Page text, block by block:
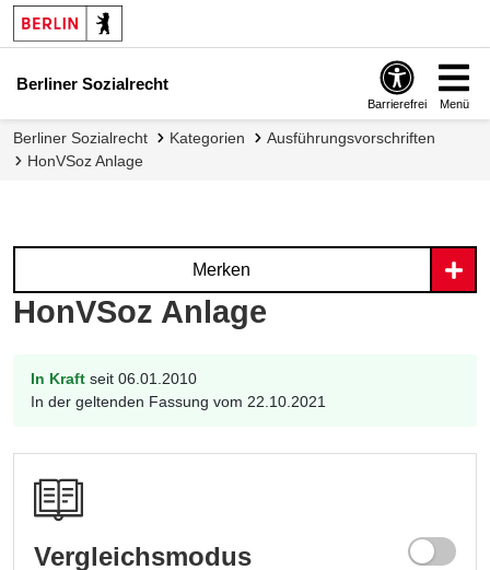
Berliner Sozialrecht
Barrierefrei Menü
Berliner Sozialrecht Kategorien
Ausführungsvorschriften
HonVSoz Anlage
HonVSoz Anlage
Merken
In Kraft seit 06.01.2010
In der geltenden Fassung vom 22.10.2021
Vergleichsmodus